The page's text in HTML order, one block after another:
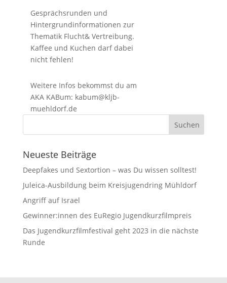
Gesprächsrunden und
Hintergrundinformationen zur
Thematik Flucht& Vertreibung.
Kaffee und Kuchen darf dabei
nicht fehlen!
Weitere Infos bekommst du am
AKA KABum: kabum@kljb-
muehldorf.de
Neueste Beiträge
Deepfakes und Sextortion – was Du wissen solltest!
Juleica-Ausbildung beim Kreisjugendring Mühldorf
Angriff auf Israel
Gewinner:innen des EuRegio Jugendkurzfilmpreis
Das Jugendkurzfilmfestival geht 2023 in die nächste
Runde